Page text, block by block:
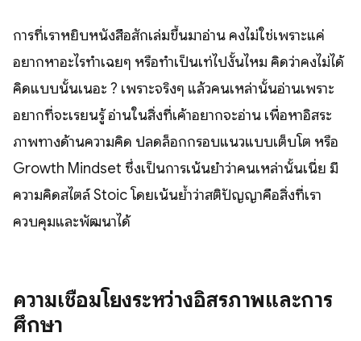
การที่เราหยิบหนังสือสักเล่มขึ้นมาอ่าน คงไม่ใช่เพราะแค่
อยากหาอะไรทำเฉยๆ หรือทำเป็นเท่ไปงั้นไหม คิดว่าคงไม่ได้
คิดแบบนั้นเนอะ ? เพราะจริงๆ แล้วคนเหล่านั้นอ่านเพราะ
อยากที่จะเรียนรู้ อ่านในสิ่งที่เค้าอยากจะอ่าน เพื่อหาอิสระ
ภาพทางด้านความคิด ปลดล็อกกรอบแนวแบบเต็บโต หรือ
Growth Mindset ซึ่งเป็นการเน้นยำว่าคนเหล่านั้นเนี่ย มี
ความคิดสไตล์ Stoic โดยเน้นย้ำว่าสติปัญญาคือสิ่งที่เรา
ควบคุมและพัฒนาได้
ความเชื่อมโยงระหว่างอิสรภาพและการ
ศึกษา